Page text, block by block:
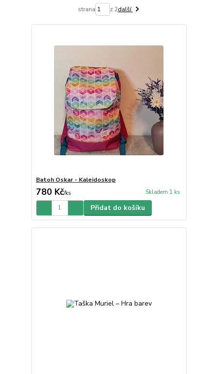
strana z 2další
Batoh Oskar - Kaleidoskop
780 Kč/ks Skladem 1 ks
Přidat do košíku